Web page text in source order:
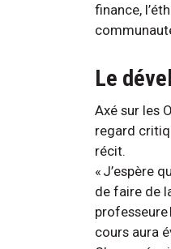
finance,
Le
Axé sur les
regard
récit.
« J’espère
de faire de
cours aura